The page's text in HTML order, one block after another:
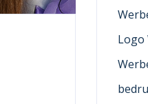
Logo